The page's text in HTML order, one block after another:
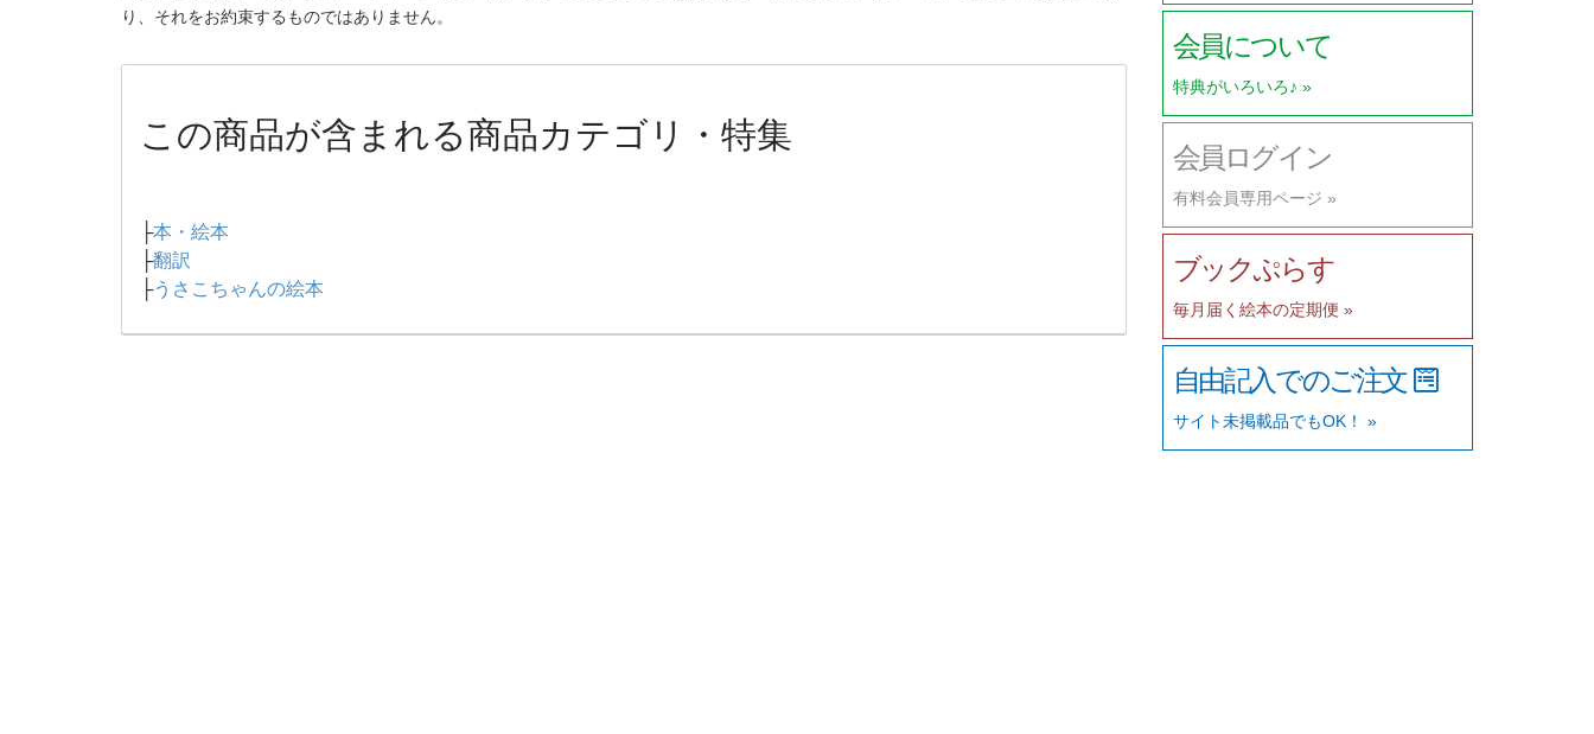
り、それをお約束するものではありません。
この商品が含まれる商品カテゴリ・特集
├本・絵本
├翻訳
├うさこちゃんの絵本
会員について
特典がいろいろ♪ »
会員ログイン
有料会員専用ページ »
ブックぷらす
毎月届く絵本の定期便 »
自由記入でのご注文
サイト未掲載品でもOK！ »